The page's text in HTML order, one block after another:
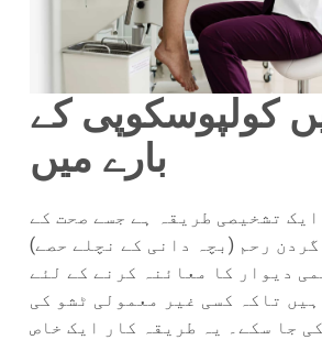
کولپوسکوپی کے
بارے میں
تشخیصی طریقہ ہے جسے صحت کے
رحم (بچہ دانی کے نچلے حصے)
دیوار کا معائنہ کرنے کے لئے
تاکہ کسی غیر معمولی ٹشو کی
جا سکے۔ یہ طریقہ کار ایک خاص